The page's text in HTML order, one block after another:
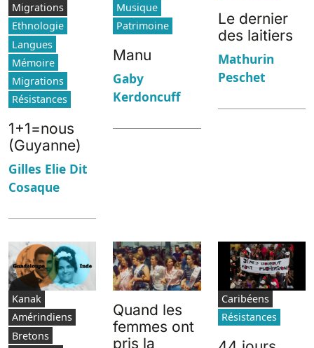
Migrations
Ethnologie
Langues
Mémoire
Migrations
Résistances
1+1=nous
(Guyanne)
Gilles Elie Dit
Cosaque
Musique
Patrimoine
Manu
Gaby
Kerdoncuff
Le dernier
des laitiers
Mathurin
Peschet
Kanak
Amérindiens
Bretons
Quand les
femmes ont
pris la
Caribéens
Résistances